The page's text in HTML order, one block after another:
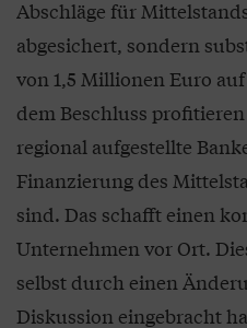
Abschläge für
abgesichert, sondern
von 1,5 Millionen Euro
dem Beschluss
regional aufgestellte
Finanzierung des
sind. Das schafft einen
Unternehmen vor Ort.
selbst durch einen
Diskussion eingebracht